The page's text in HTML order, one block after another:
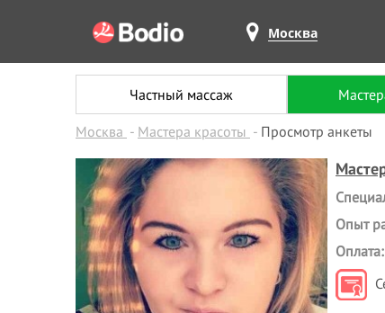
Москва
Частный массаж
Москва Мастера красоты Просмотр анкеты
Опыт
Оплата: